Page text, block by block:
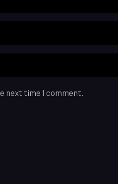
next time I comment.